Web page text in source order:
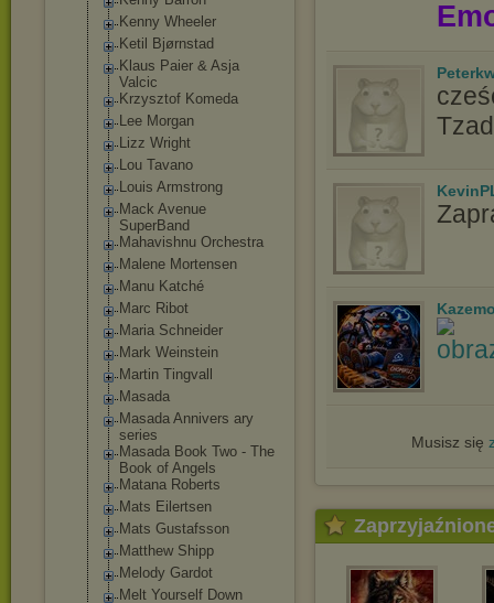
Kenny Wheeler
Ketil Bjørnstad
Klaus Paier & Asja
Valcic
Krzysztof Komeda
Lee Morgan
Lizz Wright
Lou Tavano
Louis Armstrong
Mack Avenue
SuperBand
Mahavishnu Orchestra
Malene Mortensen
Manu Katché
Marc Ribot
Maria Schneider
Mark Weinstein
Martin Tingvall
Masada
Masada Annivers ary
series
Masada Book Two - The
Book of Angels
Matana Roberts
Mats Eilertsen
Mats Gustafsson
Matthew Shipp
Melody Gardot
Melt Yourself Down
Musisz się